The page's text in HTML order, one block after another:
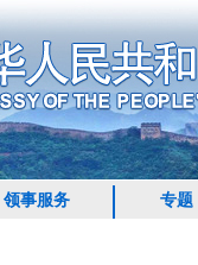
领事服务 专题